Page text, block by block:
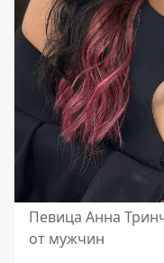
Певица Анна
от мужчин